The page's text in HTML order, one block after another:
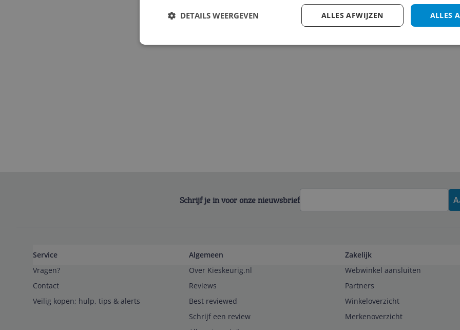
2
Schrijf je in voor onze nieuwsbrief
Service
Vragen?
Contact
Veilig kopen; hulp, tips & alerts
Algemeen
Over Kieskeurig.nl
Reviews
Best reviewed
Schrijf een review
Zakelijk
Webwinkel aansluiten
Partners
Winkeloverzicht
Merkenoverzicht
ALLES
ALLES AFWIJZEN
DETAILS WEERGEVEN